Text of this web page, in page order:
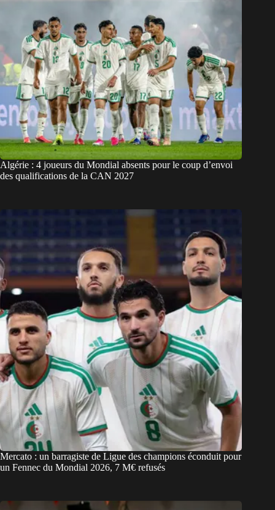
Algérie : 4 joueurs du Mondial absents pour le coup d’envoi
des qualifications de la CAN 2027
Mercato : un barragiste de Ligue des champions éconduit pour
un Fennec du Mondial 2026, 7 M€ refusés